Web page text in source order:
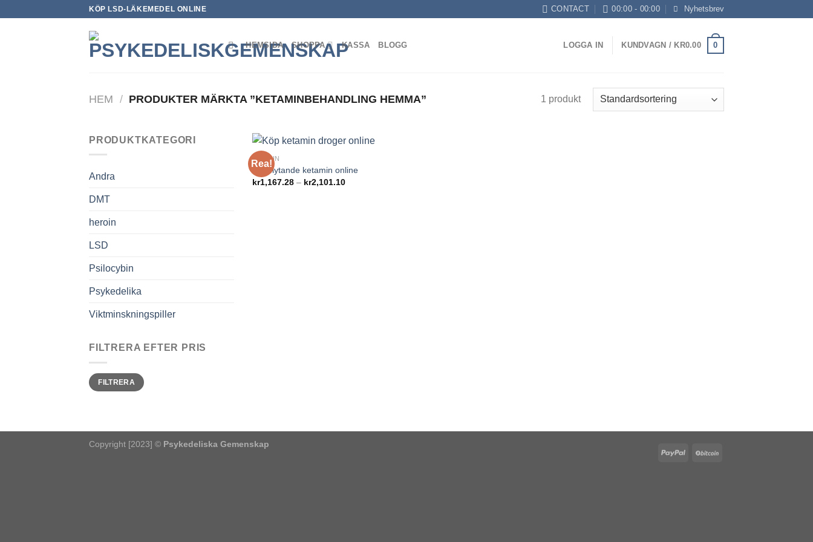
KÖP LSD-LÄKEMEDEL ONLINE CONTACT 00:00 - 00:00 Nyhetsbrev
HEMSIDA SHOPPA KASSA BLOGG LOGGA IN KUNDVAGN / KR0.00 0
HEM / PRODUKTER MÄRKTA ”KETAMINBEHANDLING HEMMA” 1 produkt
PRODUKTKATEGORI
Andra
DMT
heroin
LSD
Psilocybin
Psykedelika
Viktminskningspiller
FILTRERA EFTER PRIS
Pris
från
Pris
till
FILTRERA
Rea!
HEROIN
Köp flytande ketamin online
kr1,167.28 – kr2,101.10Prisintervall:
Copyright [2023] © Psykedeliska Gemenskap